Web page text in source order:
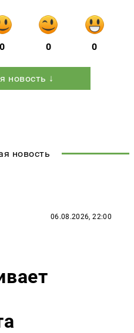
0 0 0
новость ↓
новость
06.08.2026, 22:00